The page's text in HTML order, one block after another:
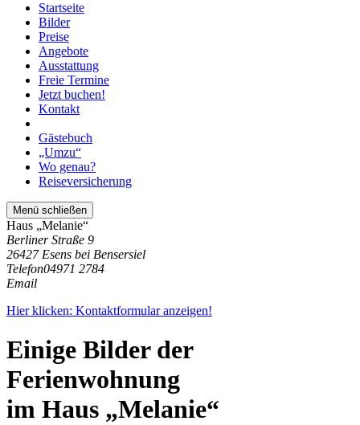
Startseite
Bilder
Preise
Angebote
Ausstattung
Freie Termine
Jetzt buchen!
Kontakt
Gästebuch
„Umzu“
Wo genau?
Reiseversicherung
Menü schließen
Haus „Melanie“
Berliner Straße 9
26427 Esens bei Bensersiel
Telefon04971 2784
Email
Hier klicken: Kontaktformular anzeigen!
Einige Bilder der
Ferienwohnung
im Haus „Melanie“